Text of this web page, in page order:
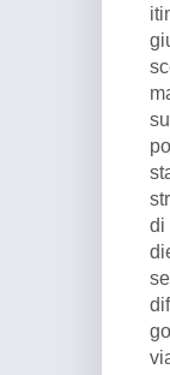
di